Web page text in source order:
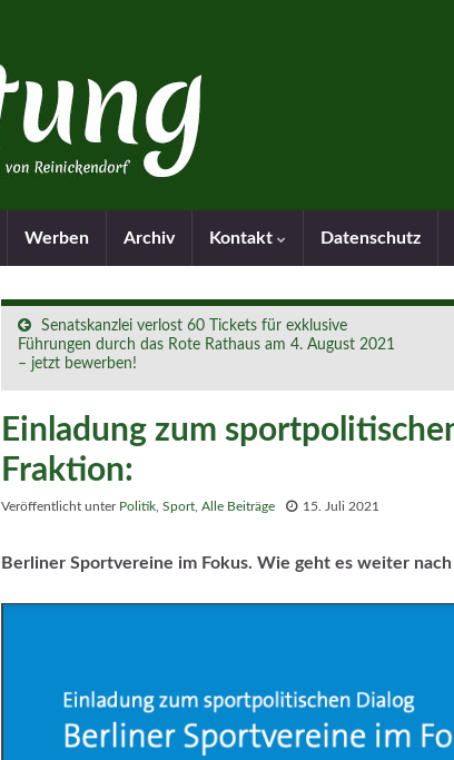
Werben Archiv Kontakt Datenschutz
Senatskanzlei verlost 60 Tickets für exklusive
Führungen durch das Rote Rathaus am 4. August 2021
– jetzt bewerben!
Einladung zum
Fraktion:
Veröffentlicht unter Politik Sport Alle Beiträge 15. Juli 2021
Berliner Sportvereine im Fokus. Wie geht es weiter nach